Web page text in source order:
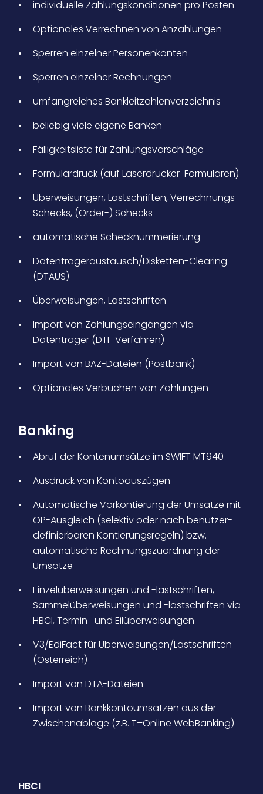
individuelle Zahlungskonditionen pro Posten
Optionales Verrechnen von Anzahlungen
Sperren einzelner Personenkonten
Sperren einzelner Rechnungen
umfangreiches Bankleitzahlenverzeichnis
beliebig viele eigene Banken
Fälligkeitsliste für Zahlungsvorschläge
Formulardruck (auf Laserdrucker-Formularen)
Überweisungen, Lastschriften, Verrechnungs-
Schecks, (Order-) Schecks
automatische Schecknummerierung
Datenträgeraustausch/Disketten-Clearing
(DTAUS)
Überweisungen, Lastschriften
Import von Zahlungseingängen via
Datenträger (DTI–Verfahren)
Import von BAZ-Dateien (Postbank)
Optionales Verbuchen von Zahlungen
Banking
Abruf der Kontenumsätze im SWIFT MT940
Ausdruck von Kontoauszügen
Automatische Vorkontierung der Umsätze mit
OP-Ausgleich (selektiv oder nach benutzer­
definierbaren Kontierungsregeln) bzw.
automatische Rechnungszuordnung der
Umsätze
Einzelüberweisungen und -lastschriften,
Sammelüberweisungen und -lastschriften via
HBCI, Termin- und Eilüberweisungen
V3/EdiFact für Überweisungen/Lastschriften
(Österreich)
Import von DTA-Dateien
Import von Bankkontoumsätzen aus der
Zwischenablage (z.B. T–Online WebBanking)
HBCI